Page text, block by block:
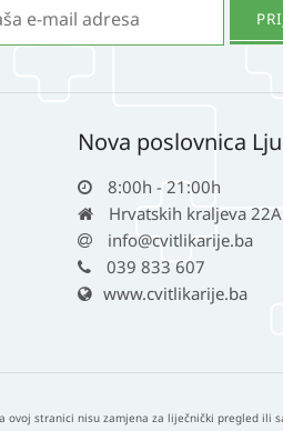
Nova poslovnica
8:00h - 21:00h
Hrvatskih kraljeva 22A
info@cvitlikarije.ba
039 833 607
www.cvitlikarije.ba
ovoj stranici nisu zamjena za liječnički pregled ili